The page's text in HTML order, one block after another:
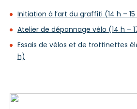
Initiation à l’art du graffiti (14 h – 15
Atelier de dépannage vélo (14 h –
Essais de vélos et de trottinettes
h)